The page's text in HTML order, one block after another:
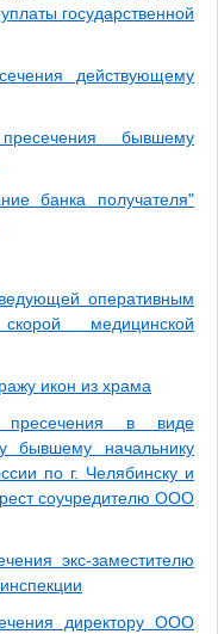
государственной
действующему
бывшему
банка получателя"
оперативным
медицинской
икон из храма
в виде
бывшему начальнику
по г. Челябинску и
соучредителю ООО
экс-заместителю
директору ООО